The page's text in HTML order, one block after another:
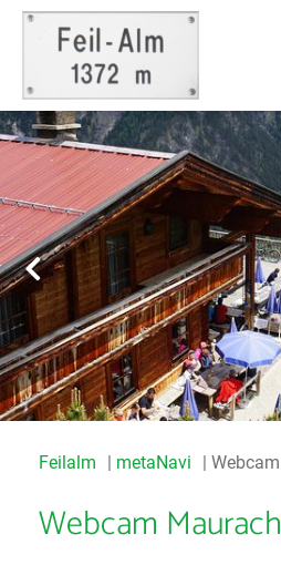
Feilalm metaNavi Webcam
Webcam Maurach